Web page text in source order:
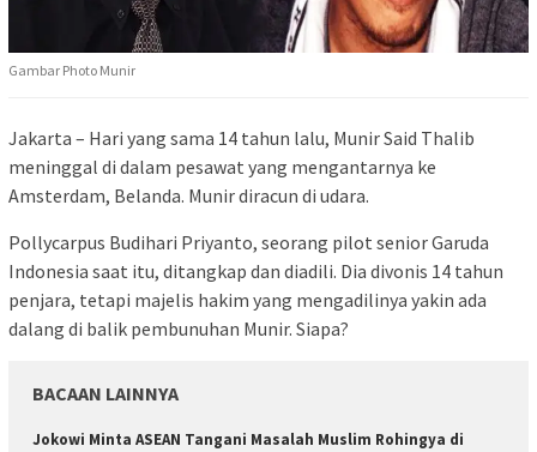
Gambar Photo Munir
Jakarta – Hari yang sama 14 tahun lalu, Munir Said Thalib
meninggal di dalam pesawat yang mengantarnya ke
Amsterdam, Belanda. Munir diracun di udara.
Pollycarpus Budihari Priyanto, seorang pilot senior Garuda
Indonesia saat itu, ditangkap dan diadili. Dia divonis 14 tahun
penjara, tetapi majelis hakim yang mengadilinya yakin ada
dalang di balik pembunuhan Munir. Siapa?
BACAAN LAINNYA
Jokowi Minta ASEAN Tangani Masalah Muslim Rohingya di